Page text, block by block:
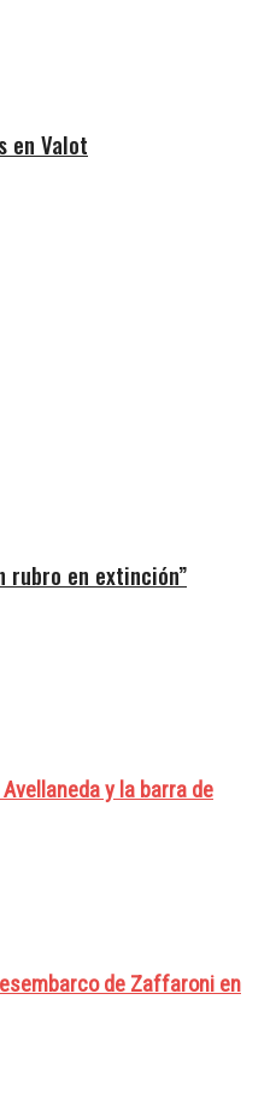
en Valot
rubro en extinción”
y la barra de
de Zaffaroni en